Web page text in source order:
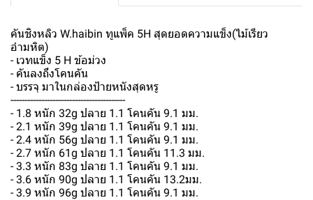
คันชิงหลิว W.haibin ทูแพ็ค 5H สุดยอดความแข็ง(ไม้เรียว
อำมหิต)
- เวทแข็ง 5 H ข้อม่วง
- คันลงถึงโคนคัน
- บรรจุ มาในกล่องป้ายหนังสุดหรู
-----------------------------------------
- 1.8 หนัก 32g ปลาย 1.1 โคนคัน 9.1 มม.
- 2.1 หนัก 39g ปลาย 1.1 โคนคัน 9.1 มม.
- 2.4 หนัก 56g ปลาย 1.1 โคนคัน 9.1 มม.
- 2.7 หนัก 61g ปลาย 1.1 โคนคัน 11.3 มม.
- 3.3 หนัก 83g ปลาย 1.1 โคนคัน 9.1 มม.
- 3.6 หนัก 90g ปลาย 1.1 โคนคัน 13.2มม.
- 3.9 หนัก 96g ปลาย 1.1 โคนคัน 9.1 มม.